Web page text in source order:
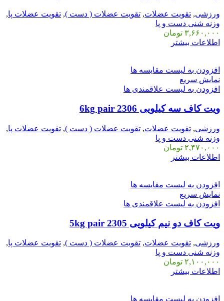
ورزشی, تقویت عضلات, تقویت عضلات ( دست ), تقویت عضلات پا,
وزنه شنی دست و پا
۳,۶۶۰,۰۰۰ تومان
اطلاعات بیشتر
افزودن به لیست مقایسه ها
نمایش سریع
افزودن به لیست علاقمندی ها
ویت کاف سه کیلویی 2306 6kg pair
ورزشی, تقویت عضلات, تقویت عضلات ( دست ), تقویت عضلات پا,
وزنه شنی دست و پا
۲,۴۷۰,۰۰۰ تومان
اطلاعات بیشتر
افزودن به لیست مقایسه ها
نمایش سریع
افزودن به لیست علاقمندی ها
ویت کاف دو نیم کیلویی 2305 5kg pair
ورزشی, تقویت عضلات, تقویت عضلات ( دست ), تقویت عضلات پا,
وزنه شنی دست و پا
۲,۱۰۰,۰۰۰ تومان
اطلاعات بیشتر
افزودن به لیست مقایسه ها